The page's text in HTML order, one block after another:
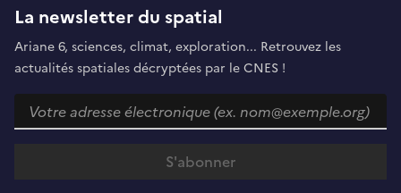
La newsletter du spatial
Ariane 6, sciences, climat, exploration... Retrouvez les
actualités spatiales décryptées par le CNES !